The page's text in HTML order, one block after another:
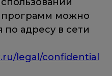
программ можно
по адресу в сети
legal/confidential